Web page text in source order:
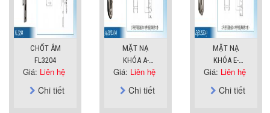
CHỐT ÂM
FL3204
Giá: Liên hệ
Chi tiết
MẶT NẠ
KHÓA A-
SUS304
Giá: Liên hệ
Chi tiết
MẶT NẠ
KHÓA E-
SUS304
Giá: Liên hệ
Chi tiết